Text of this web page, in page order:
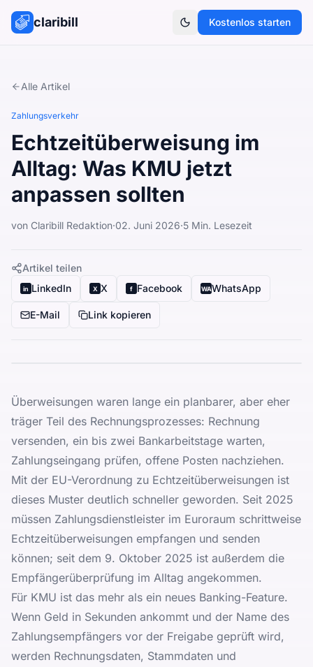
claribill Theme umschalten
Kostenlos starten
Alle Artikel
Zahlungsverkehr
Echtzeitüberweisung im
Alltag: Was KMU jetzt
anpassen sollten
von Claribill Redaktion·02. Juni 2026·5 Min. Lesezeit
Artikel teilen
in LinkedIn X X f Facebook WAWhatsApp
E-Mail Link kopieren
Überweisungen waren lange ein planbarer, aber eher
träger Teil des Rechnungsprozesses: Rechnung
versenden, ein bis zwei Bankarbeitstage warten,
Zahlungseingang prüfen, offene Posten nachziehen.
Mit der EU-Verordnung zu Echtzeitüberweisungen ist
dieses Muster deutlich schneller geworden. Seit 2025
müssen Zahlungsdienstleister im Euroraum schrittweise
Echtzeitüberweisungen empfangen und senden
können; seit dem 9. Oktober 2025 ist außerdem die
Empfängerüberprüfung im Alltag angekommen.
Für KMU ist das mehr als ein neues Banking-Feature.
Wenn Geld in Sekunden ankommt und der Name des
Zahlungsempfängers vor der Freigabe geprüft wird,
werden Rechnungsdaten, Stammdaten und